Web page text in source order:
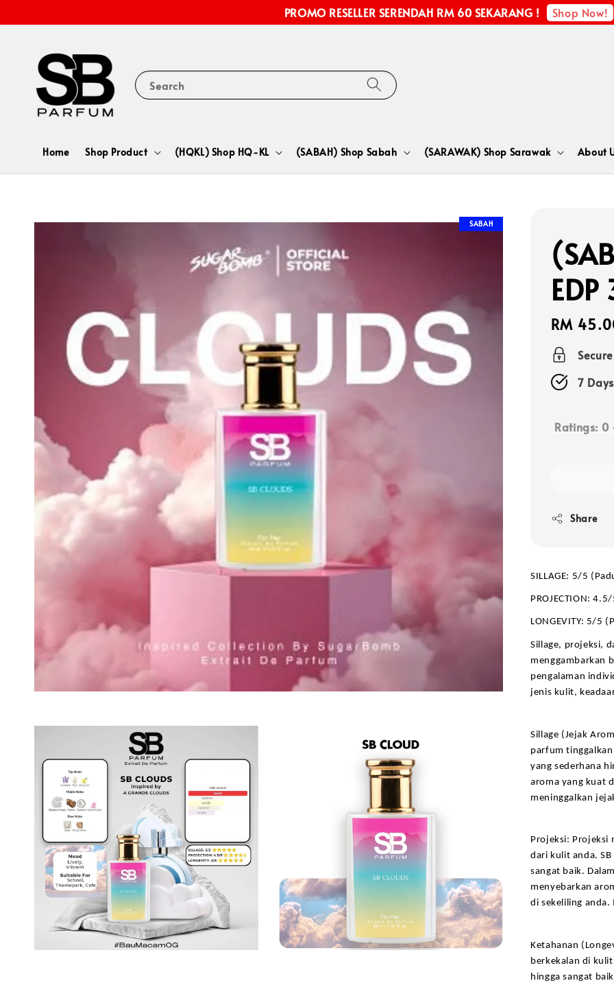
PROMO RESELLER SERENDAH RM 60 SEKARANG ! Shop Now!
Search
Home Shop Product (HQKL) Shop HQ-KL (SABAH) Shop Sabah (SARAWAK) Shop Sarawak About
SABAH
Regular
price
RM
7
Ratings: 0
Share
SILLAGE: 5/5
PROJECTION:
LONGEVITY: 5/5
Sillage, projeksi,
menggambarkan
pengalaman
jenis kulit,
Sillage (Jejak
parfum tinggalkan
yang sederhana
aroma yang kuat
meninggalkan
Projeksi: Projeksi
dari kulit anda.
sangat baik.
menyebarkan
di sekeliling
Ketahanan
berkekalan di
hingga sangat